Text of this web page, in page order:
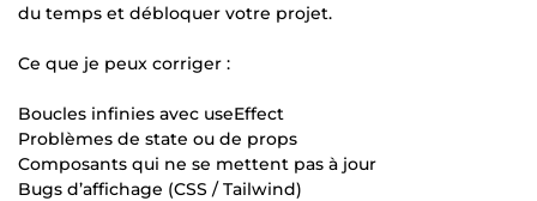
du temps et débloquer votre projet.
Ce que je peux corriger :
Boucles infinies avec useEffect
Problèmes de state ou de props
Composants qui ne se mettent pas à jour
Bugs d’affichage (CSS / Tailwind)